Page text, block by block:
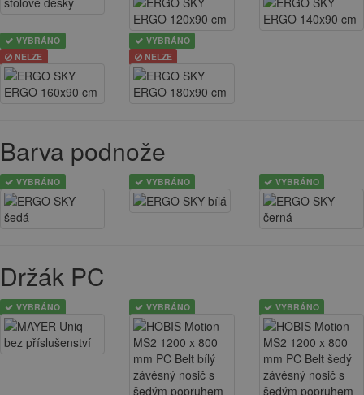
VYBRÁNO
NELZE
VYBRÁNO
NELZE
Barva podnože
VYBRÁNO VYBRÁNO VYBRÁNO
Držák PC
VYBRÁNO VYBRÁNO VYBRÁNO